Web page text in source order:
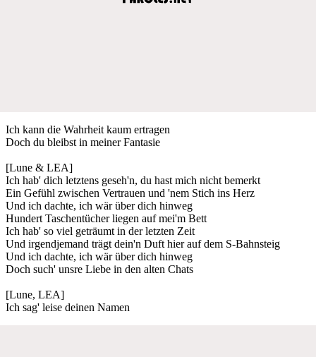
Ich kann die Wahrheit kaum ertragen
Doch du bleibst in meiner Fantasie
[Lune & LEA]
Ich hab' dich letztens geseh'n, du hast mich nicht bemerkt
Ein Gefühl zwischen Vertrauen und 'nem Stich ins Herz
Und ich dachte, ich wär über dich hinweg
Hundert Taschentücher liegen auf mei'm Bett
Ich hab' so viel geträumt in der letzten Zeit
Und irgendjemand trägt dein'n Duft hier auf dem S-Bahnsteig
Und ich dachte, ich wär über dich hinweg
Doch such' unsre Liebe in den alten Chats
[Lune, LEA]
Ich sag' leise deinen Namen